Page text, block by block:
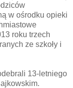
w ośrodku opieki
roku trzech
ze szkoły i
13-letniego